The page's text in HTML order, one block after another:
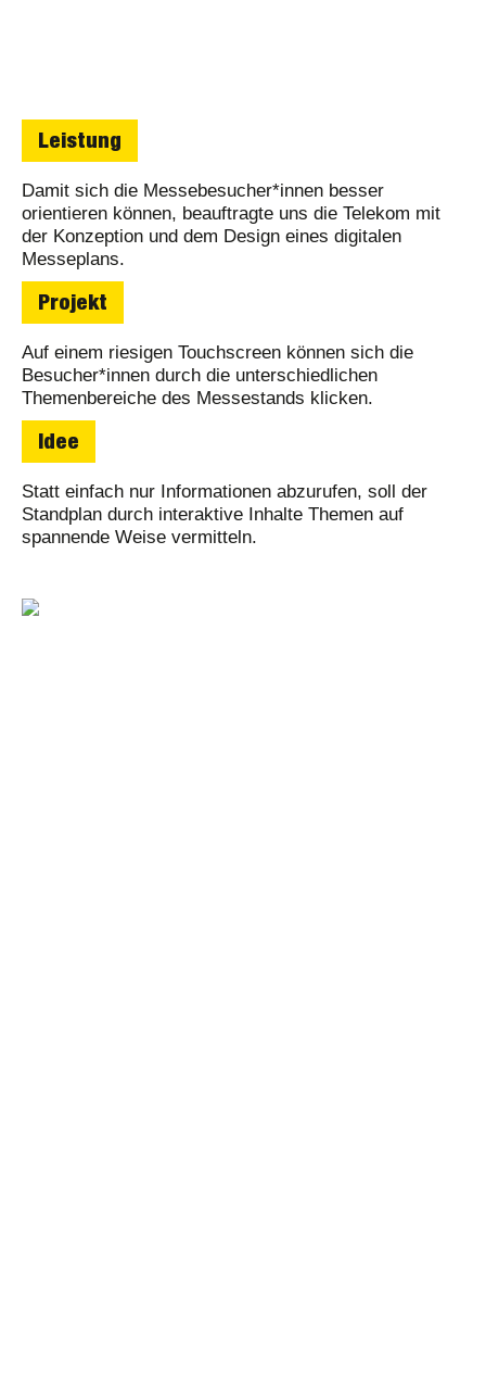
Leistung
Damit sich die Messebesucher*innen besser
orientieren können, beauftragte uns die Telekom mit
der Konzeption und dem Design eines digitalen
Messeplans.
Projekt
Auf einem riesigen Touchscreen können sich die
Besucher*innen durch die unterschiedlichen
Themenbereiche des Messestands klicken.
Idee
Statt einfach nur Informationen abzurufen, soll der
Standplan durch interaktive Inhalte Themen auf
spannende Weise vermitteln.